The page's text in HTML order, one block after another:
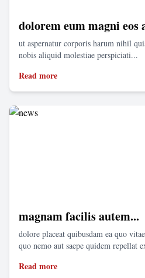
dolorem eum magni eos
ut aspernatur corporis harum nihil
nobis aliquid molestiae perspiciati...
Read more
magnam facilis autem...
dolore placeat quibusdam ea quo
quo nemo aut saepe quidem repellat
Read more